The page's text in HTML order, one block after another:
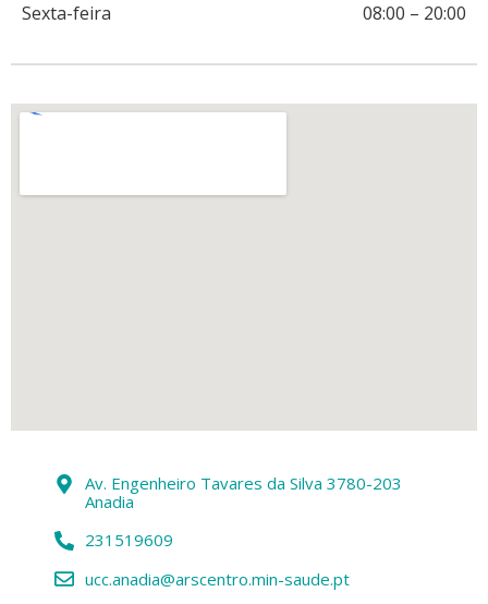
Sexta-feira
08:00 – 20:00
Av. Engenheiro Tavares da Silva 3780-203
Anadia
231519609
ucc.anadia@arscentro.min-saude.pt